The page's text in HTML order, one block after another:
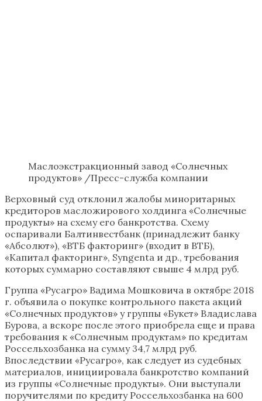
Маслоэкстракционный завод «Солнечных
продуктов» /Пресс-служба компании
Верховный суд отклонил жалобы миноритарных
кредиторов масложирового холдинга «Солнечные
продукты» на схему его банкротства. Схему
оспаривали Балтинвестбанк (принадлежит банку
«Абсолют»), «ВТБ факторинг» (входит в ВТБ),
«Капитал факторинг», Syngenta и др., требования
которых суммарно составляют свыше 4 млрд руб.
Группа «Русагро» Вадима Мошковича в октябре 2018
г. объявила о покупке контрольного пакета акций
«Солнечных продуктов» у группы «Букет» Владислава
Бурова, а вскоре после этого приобрела еще и права
требования к «Солнечным продуктам» по кредитам
Россельхозбанка на сумму 34,7 млрд руб.
Впоследствии «Русагро», как следует из судебных
материалов, инициировала банкротство компаний
из группы «Солнечные продукты». Они выступали
поручителями по кредиту Россельхозбанка на 600